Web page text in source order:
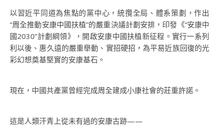
以習近平同道為焦點的黨中心，統攬全局、體系策劃，作出
“周全推動安康中國扶植”的嚴重決議計劃安排，印發《“安康中
國2030”計劃綱領》，開啟安康中國扶植新征程。實行一系列
利以後、惠久遠的嚴重舉動、實招硬招，為平易近族回復的光
彩幻想奠基堅實的安康基石。
現在，中國共產黨曾經完成周全建成小康社會的莊重許諾。
這是人類汗青上從未有過的安康古跡——